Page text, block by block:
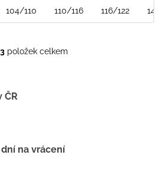
104/110 110/116 116/122 146/
O
í
3položek celkem
ČR
dní na vrácení